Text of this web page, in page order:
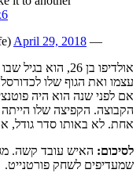
— Ballislife.com (@Ballislife)
April 29, 2018
אולדיפו בן 26,
עצמו ואת הגוף שלו
אם לפני שנה הוא היה
הקבוצה. הקפיצה שלו
אחת. לא באותו סדר גודל,
לסיכום: האיש עובד קשה.
שמעדיפים לשחק פורטנייט.